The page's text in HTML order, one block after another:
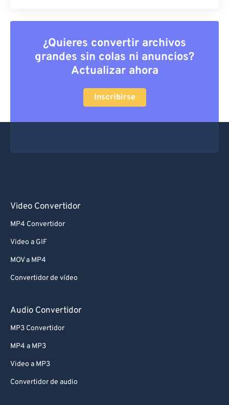
¿Quieres convertir archivos
grandes sin colas ni anuncios?
Actualizar ahora
Inscribirse
Video Convertidor
MP4 Convertidor
Video a GIF
MOV a MP4
Convertidor de vídeo
Audio Convertidor
MP3 Convertidor
MP4 a MP3
Video a MP3
Convertidor de audio